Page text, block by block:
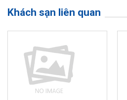
Khách sạn liên quan